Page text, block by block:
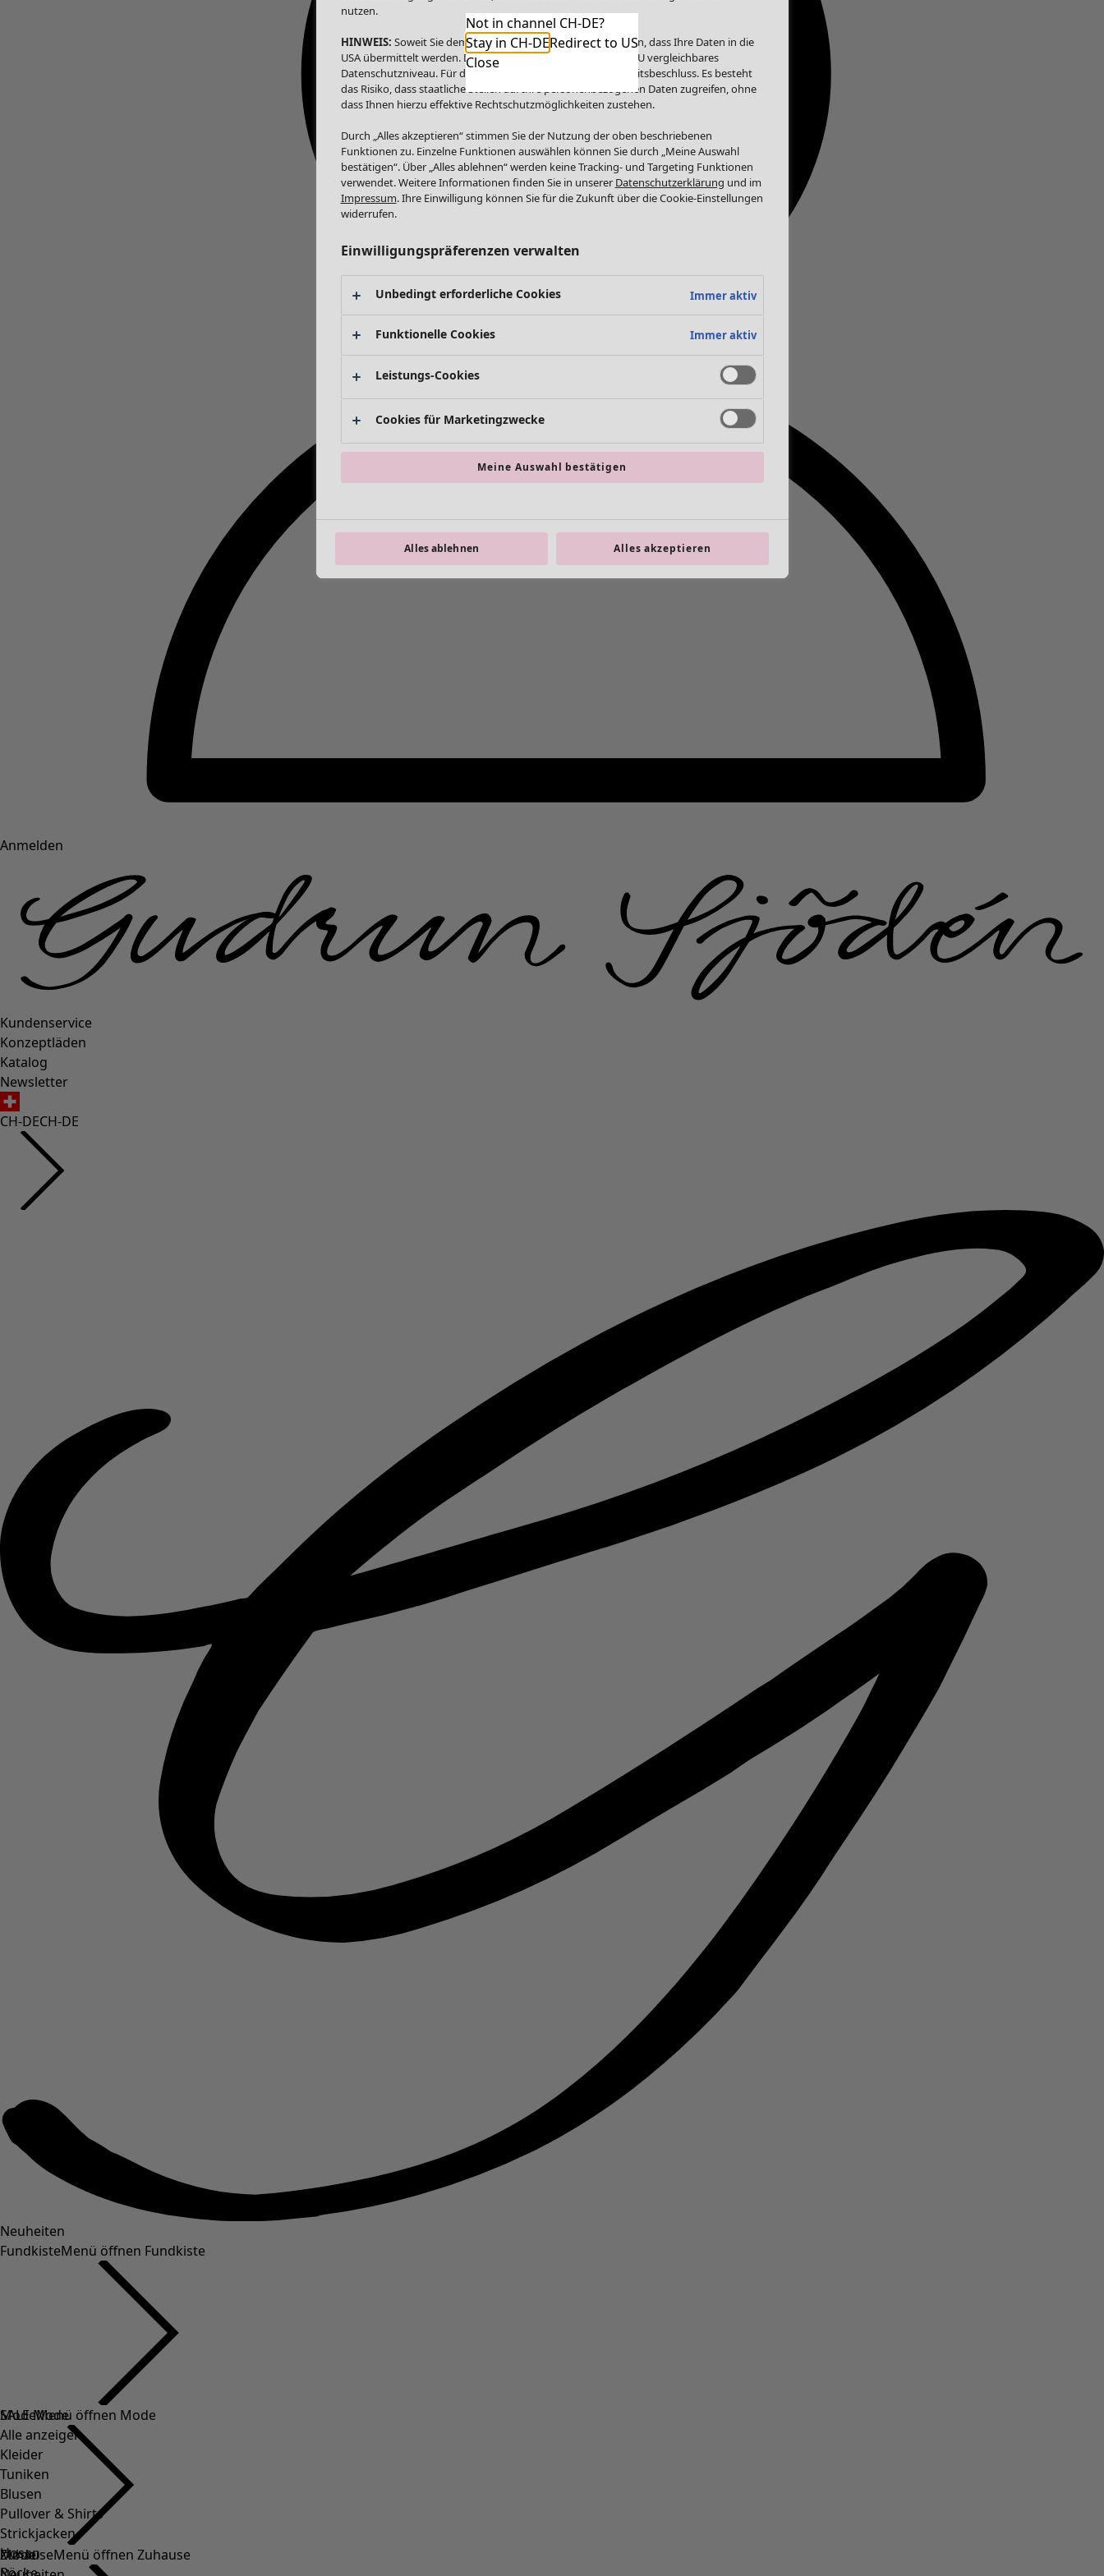
Anmelden
Kundenservice
Konzeptläden
Katalog
Newsletter
CH-DECH-DE
Neuheiten
FundkisteMenü öffnen Fundkiste
SALE Mode
Alle anzeigen
Kleider
Tuniken
Blusen
Pullover & Shirts
Strickjacken
Hosen
ModeMenü öffnen Mode
Mode
ZuhauseMenü öffnen Zuhause
Not in channel CH-DE?
Stay in CH-DERedirect to US
Close
nutzen.
HINWEIS: Soweit Sie dem zustimmen, willigen Sie zugleich ein, dass Ihre Daten in die
USA übermittelt werden. Die USA bietet kein mit dem in der EU vergleichbares
Datenschutzniveau. Für die USA besteht kein Angemessenheitsbeschluss. Es besteht
das Risiko, dass staatliche Stellen auf Ihre personenbezogenen Daten zugreifen, ohne
dass Ihnen hierzu effektive Rechtschutzmöglichkeiten zustehen.
Durch „Alles akzeptieren“ stimmen Sie der Nutzung der oben beschriebenen
Funktionen zu. Einzelne Funktionen auswählen können Sie durch „Meine Auswahl
bestätigen“. Über „Alles ablehnen“ werden keine Tracking- und Targeting Funktionen
verwendet. Weitere Informationen finden Sie in unserer Datenschutzerklärung und im
Impressum. Ihre Einwilligung können Sie für die Zukunft über die Cookie-Einstellungen
widerrufen.
Einwilligungspräferenzen verwalten
Unbedingt erforderliche Cookies Immer aktiv
Funktionelle Cookies Immer aktiv
Leistungs-Cookies
Cookies für Marketingzwecke
Meine Auswahl bestätigen
Alles ablehnen Alles akzeptieren